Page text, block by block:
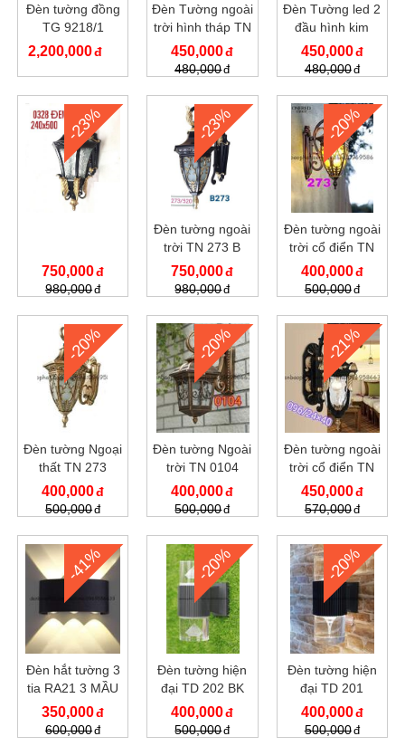
Đèn tường đồng
TG 9218/1
2,200,000
Đèn Tường ngoài
trời hình tháp TN
302
450,000
480,000
Đèn Tường led 2
đầu hình kim
cương TN301
450,000
480,000
-23%
750,000
980,000
-23%
Đèn tường ngoài
trời TN 273 B
750,000
980,000
-20%
Đèn tường ngoài
trời cổ điển TN
273C
400,000
500,000
-20%
Đèn tường Ngoại
thất TN 273
400,000
500,000
-20%
Đèn tường Ngoài
trời TN 0104
400,000
500,000
-21%
Đèn tường ngoài
trời cổ điển TN
096
450,000
570,000
-41%
Đèn hắt tường 3
tia RA21 3 MẦU
350,000
600,000
-20%
Đèn tường hiện
đại TD 202 BK
400,000
500,000
-20%
Đèn tường hiện
đại TD 201
400,000
500,000